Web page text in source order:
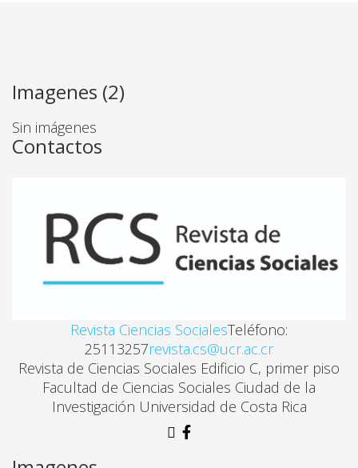
COMUNICACIÓN CON PERSPECTIVA DE GÉNERO:
Ligia-córdoba Barquero. , Ana Lucía Faerron Angel
SOR JUANA INÉS DE LA CRUZ, MUJER
Javier Martínez Merino
MASCULINIDAD Y CUERPO: UNA PARADOJA
HOMBRES, TRENES Y ESPACIOS PÚBLICOS EN LA
Carmen Murillo Chaverri
Imagenes (2)
Sin imágenes
Contactos
Revista Ciencias SocialesTeléfono:
25113257revista.cs@ucr.ac.cr
Revista de Ciencias Sociales Edificio C, primer piso
Facultad de Ciencias Sociales Ciudad de la
Investigación Universidad de Costa Rica